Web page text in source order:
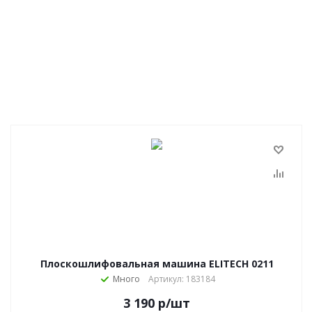
Плоскошлифовальная машина ELITECH 0211
Много Артикул: 183184
3 190 р/шт